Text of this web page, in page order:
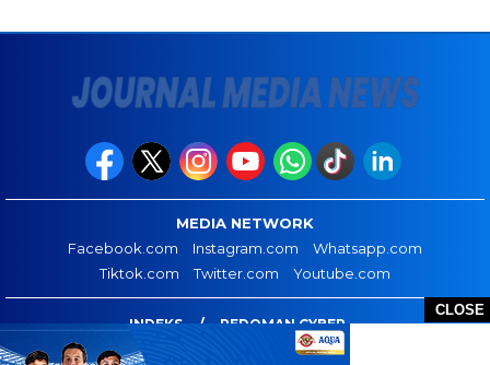
CLOSE
MEDIA NETWORK
Facebook.com
Instagram.com
Whatsapp.com
Tiktok.com
Twitter.com Youtube.com
INDEKS PEDOMAN CYBER